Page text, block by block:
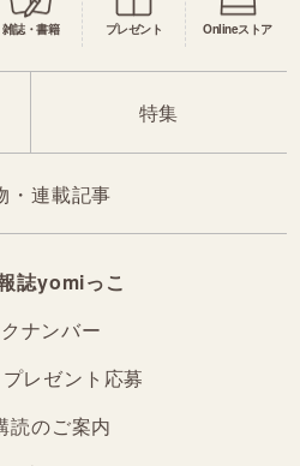
雑誌・書籍 プレゼント Onlineストア
特集
・連載記事
誌yomiっこ
ナンバー
レゼント応募
読のご案内